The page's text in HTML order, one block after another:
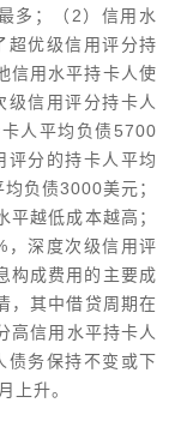
多；（2）信用水
超优级信用评分持
信用水平持卡人使
级信用评分持卡人
人平均负债5700
评分的持卡人平均
负债3000美元；
平越低成本越高；
，深度次级信用评
构成费用的主要成
，其中借贷周期在
高信用水平持卡人
债务保持不变或下
上升。